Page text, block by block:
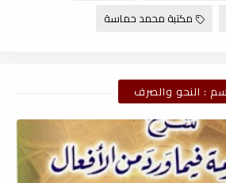
مكتبة محمد حماسة
: النحو والصرف